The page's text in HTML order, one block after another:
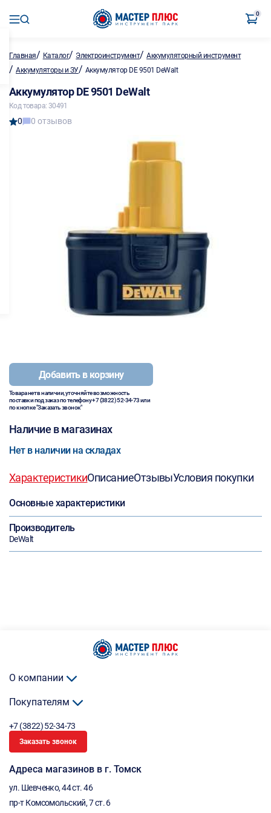
0
Главная/ Каталог/ Электроинструмент/Аккумуляторный инструмент
/ Аккумуляторы и ЗУ/ Аккумулятор DE 9501 DeWalt
Аккумулятор DE 9501 DeWalt
Код товара: 30491
0 0 отзывов
Добавить в корзину
Товара нет в наличии, уточняйте возможность
поставки под заказ по телефону+7 (3822) 52-34-73или
по кнопке "Заказать звонок"
Наличие в магазинах
Нет в наличии на складах
ХарактеристикиОписаниеОтзывыУсловия покупки
Основные характеристики
Производитель
DeWalt
О компании
Покупателям
+7 (3822) 52-34-73
Заказать звонок
Адреса магазинов в г. Томск
ул. Шевченко, 44 ст. 46
пр-т Комсомольский, 7 ст. 6